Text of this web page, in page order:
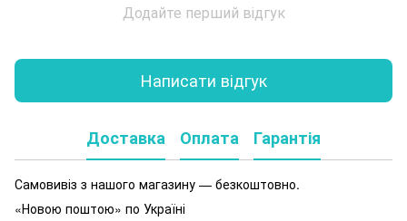
Додайте перший відгук
Написати відгук
Доставка Оплата Гарантія
Самовивіз з нашого магазину — безкоштовно.
«Новою поштою» по Україні